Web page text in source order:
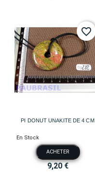
PI DONUT UNAKITE DE 4 CM
En Stock
ACHETER
9,20 €
favorite_border